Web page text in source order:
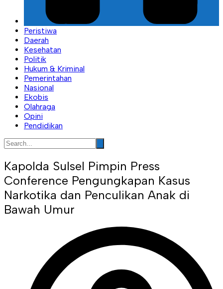
Peristiwa
Daerah
Kesehatan
Politik
Hukum & Kriminal
Pemerintahan
Nasional
Ekobis
Olahraga
Opini
Pendidikan
Kapolda Sulsel Pimpin Press
Conference Pengungkapan Kasus
Narkotika dan Penculikan Anak di
Bawah Umur